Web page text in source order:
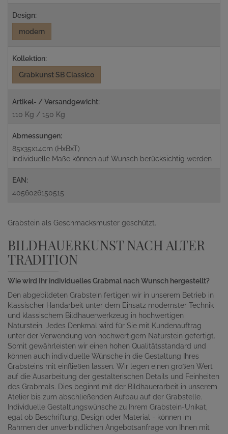
Design:
modern
Kollektion:
Grabkunst SB Classico
Artikel- / Versandgewicht:
110 Kg / 150 Kg
Abmessungen:
85x35x14cm (HxBxT)
Individuelle Maße können auf Wunsch berücksichtig werden
EAN:
4056026150515
Grabstein als Geschmacksmuster geschützt.
BILDHAUERKUNST NACH ALTER
TRADITION
Wie wird Ihr individuelles Grabmal nach Wunsch hergestellt?
Den abgebildeten Grabstein fertigen wir in unserem Betrieb in
klassischer Handarbeit unter dem Einsatz modernster Technik
und klassischem Bildhauerwerkzeug in hochwertigen
Naturstein. Jedes Denkmal wird für Sie mit Kundenauftrag
unter der Verwendung von hochwertigem Naturstein gefertigt.
Somit gewährleisten wir einen hohen Qualitätsstandard und
können auch individuelle Wünsche in die Gestaltung Ihres
Grabsteins mit einfließen lassen. Wir legen einen großen Wert
auf die Ausarbeitung der gestalterischen Details und Feinheiten
des Grabmals. Dies beginnt mit der Bildhauerarbeit in unserem
Atelier bis zum abschließenden Aufbau auf der Grabstelle.
Individuelle Gestaltungswünsche zu Ihrem Grabstein-Unikat,
egal ob Beschriftung, Design oder Material - können im
Rahmen der unverbindlichen Angebotsanfrage von Ihnen mit